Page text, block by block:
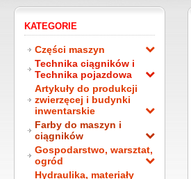
KATEGORIE
Części maszyn
Technika ciągników i
Technika pojazdowa
Artykuły do produkcji
zwierzęcej i budynki
inwentarskie
Farby do maszyn i
ciągników
Gospodarstwo, warsztat,
ogród
Hydraulika, materiały